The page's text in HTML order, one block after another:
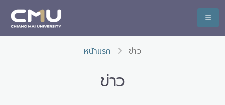
หน้าแรก ข่าว
ข่าว